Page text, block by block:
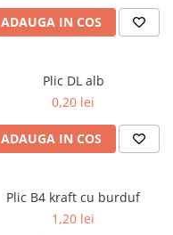
ADAUGA IN COS
Plic DL alb
0,20 lei
ADAUGA IN COS
Plic B4 kraft cu burduf
1,20 lei